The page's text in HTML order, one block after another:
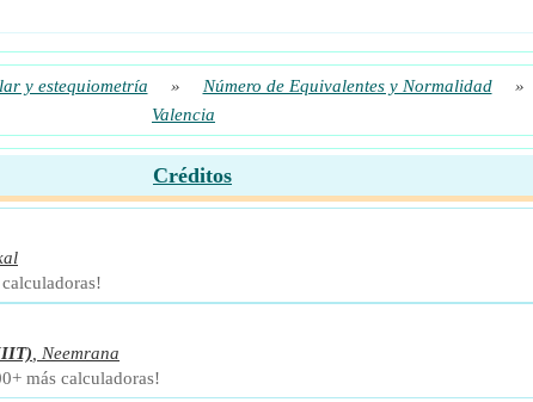
y estequiometría » Número de Equivalentes y Normalidad »
Valencia
Créditos
Neemrana
más calculadoras!